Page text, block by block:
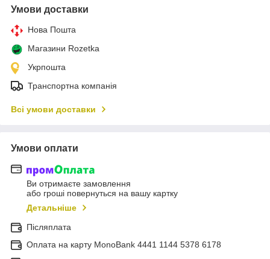
Умови доставки
Нова Пошта
Магазини Rozetka
Укрпошта
Транспортна компанія
Всі умови доставки
Умови оплати
Ви отримаєте замовлення
або гроші повернуться на вашу картку
Детальніше
Післяплата
Оплата на карту MonoBank 4441 1144 5378 6178